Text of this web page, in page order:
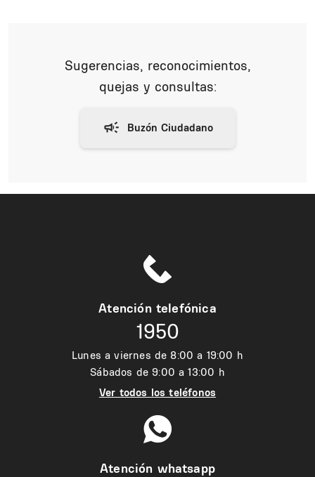
Sugerencias, reconocimientos,
quejas y consultas:
Atención telefónica
1950
Lunes a viernes de 8:00 a 19:00 h
Sábados de 9:00 a 13:00 h
Ver todos los teléfonos
Atención whatsapp